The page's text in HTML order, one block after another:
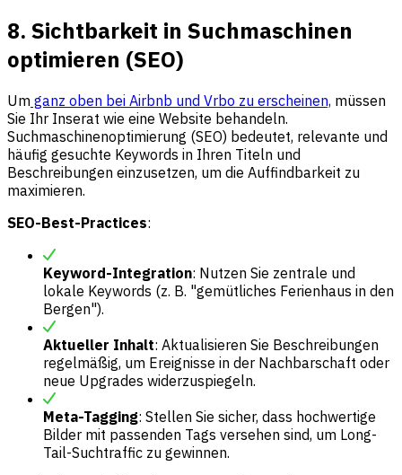
8. Sichtbarkeit in Suchmaschinen
optimieren (SEO)
Um ganz oben bei Airbnb und Vrbo zu erscheinen, müssen
Sie Ihr Inserat wie eine Website behandeln.
Suchmaschinenoptimierung (SEO) bedeutet, relevante und
häufig gesuchte Keywords in Ihren Titeln und
Beschreibungen einzusetzen, um die Auffindbarkeit zu
maximieren.
SEO-Best-Practices:
Keyword-Integration: Nutzen Sie zentrale und
lokale Keywords (z. B. "gemütliches Ferienhaus in den
Bergen").
Aktueller Inhalt: Aktualisieren Sie Beschreibungen
regelmäßig, um Ereignisse in der Nachbarschaft oder
neue Upgrades widerzuspiegeln.
Meta-Tagging: Stellen Sie sicher, dass hochwertige
Bilder mit passenden Tags versehen sind, um Long-
Tail-Suchtraffic zu gewinnen.